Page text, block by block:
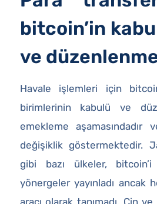
bitcoin’in
ve
Havale işlemleri için
birimlerinin kabulü ve
emekleme aşamasındadır
değişiklik göstermektedir.
gibi bazı ülkeler,
yönergeler yayınladı ancak